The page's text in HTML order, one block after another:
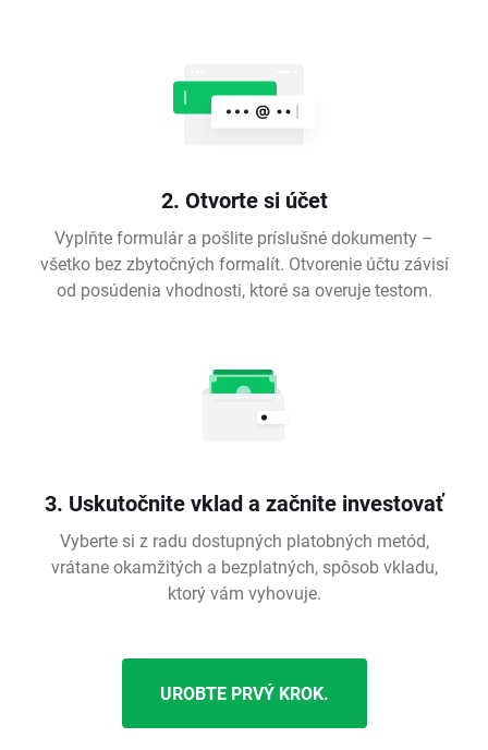
2. Otvorte si účet
Vyplňte formulár a pošlite príslušné dokumenty –
všetko bez zbytočných formalít. Otvorenie účtu závisí
od posúdenia vhodnosti, ktoré sa overuje testom.
3. Uskutočnite vklad a začnite investovať
Vyberte si z radu dostupných platobných metód,
vrátane okamžitých a bezplatných, spôsob vkladu,
ktorý vám vyhovuje.
UROBTE PRVÝ KROK.